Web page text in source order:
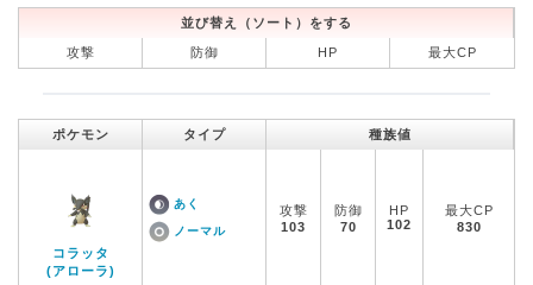
並び替え（ソート）をする
攻撃 防御 HP 最大CP
ポケモン タイプ 種族値
コラッタ
(アローラ)
あく
ノーマル
攻撃
103
防御
70
HP
102
最大CP
830